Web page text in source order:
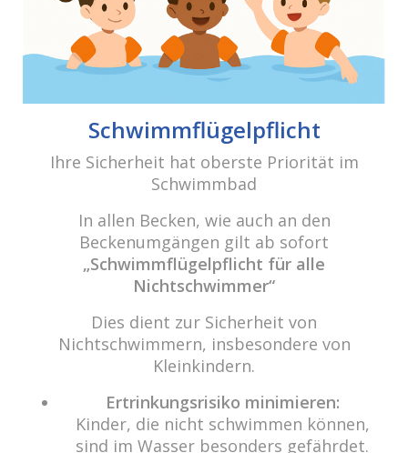
Tel.: 0049 (0) 2597 - 93 918 -10
Fax: 0049 (0) 2597 - 93 918 -29
E-Mail:info@cabriosenden.de
www.cabriosenden.de
Wir freuen uns auf Sie!
Haben Sie Fragen? Wir kümmern uns drum!
Über das Wasser.
alles, und ins Wasser kehrt alles zurück.“ (Thales von
Copyright 2021 cabrio Senden - All rights reserved
Datenschutz Impressum
Um unsere Webseite für Sie optimal zu gestalten und fortlaufend
verbessern zu können, verwenden wir Cookies. Durch die weitere
Nutzung der Webseite stimmen Sie der Verwendung von Cookies zu.
Schwimmflügelpflicht
Ihre Sicherheit hat oberste Priorität im
Schwimmbad
In allen Becken, wie auch an den
Beckenumgängen gilt ab sofort
„Schwimmflügelpflicht für alle
Nichtschwimmer“
Dies dient zur Sicherheit von
Nichtschwimmern, insbesondere von
Kleinkindern.
Ertrinkungsrisiko minimieren:
Kinder, die nicht schwimmen können,
sind im Wasser besonders gefährdet.